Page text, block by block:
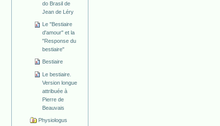
do Brasil de
Jean de Léry
Le "Bestiaire
d'amour" et la
"Response du
bestiaire"
Bestiaire
Le bestiaire.
Version longue
attribuée à
Pierre de
Beauvais
Physiologus